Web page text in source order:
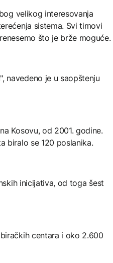
velikog interesovanja
sistema. Svi timovi
što je brže moguće.
navedeno je u saopštenju
Kosovu, od 2001. godine.
biralo se 120 poslanika.
inicijativa, od toga šest
centara i oko 2.600